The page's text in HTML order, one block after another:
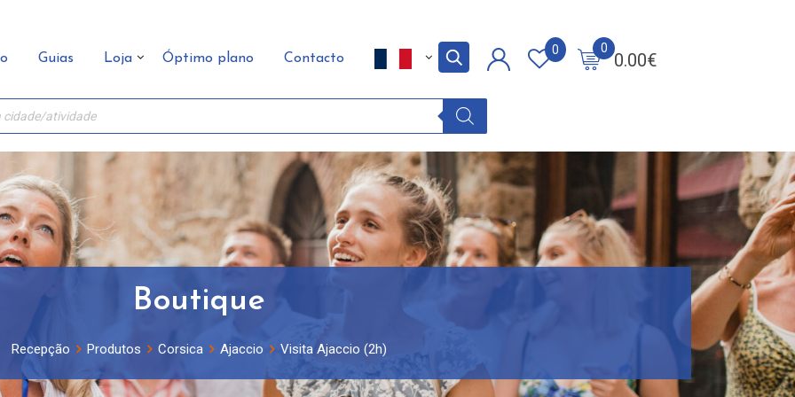
Guias Loja Óptimo plano Contacto 0.00€
0
0
Boutique
Recepção Produtos Corsica Ajaccio Visita Ajaccio (2h)